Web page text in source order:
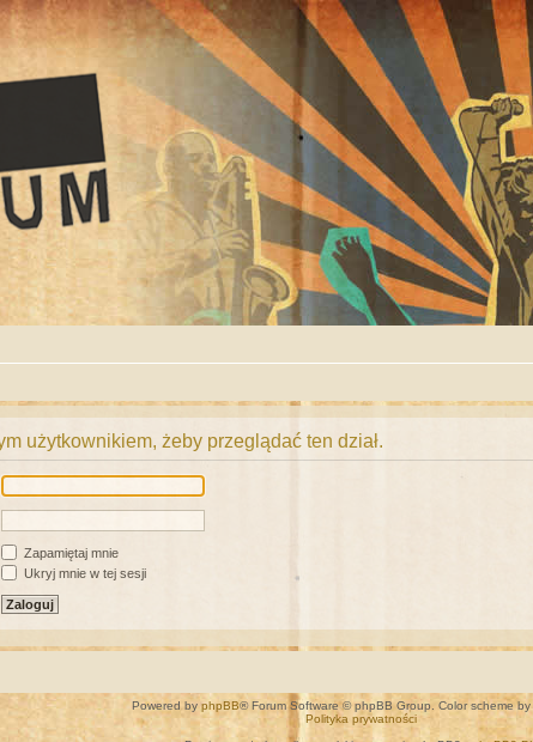
użytkownikiem, żeby przeglądać ten dział.
Zapamiętaj mnie
Ukryj mnie w tej sesji
Powered by phpBB® Forum Software © phpBB Group. Color scheme by
Polityka prywatności